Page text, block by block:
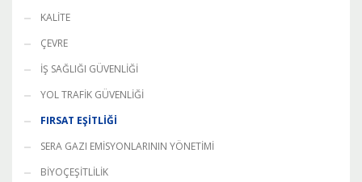
KALİTE
ÇEVRE
İŞ SAĞLIĞI GÜVENLİĞİ
YOL TRAFİK GÜVENLİĞİ
FIRSAT EŞİTLİĞİ
SERA GAZI EMİSYONLARININ YÖNETİMİ
BİYOÇEŞİTLİLİK